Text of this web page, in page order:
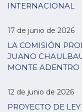
INTERNACIONAL
17 de junio de 2026
LA COMISIÓN
JUANO
MONTE ADENTRO
12 de junio de 2026
PROYECTO DE